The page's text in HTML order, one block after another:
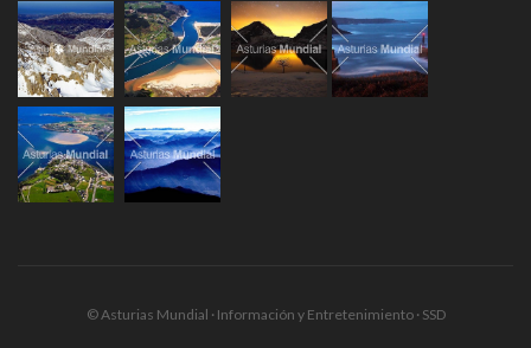
© Asturias Mundial · Información y Entretenimiento · SSD